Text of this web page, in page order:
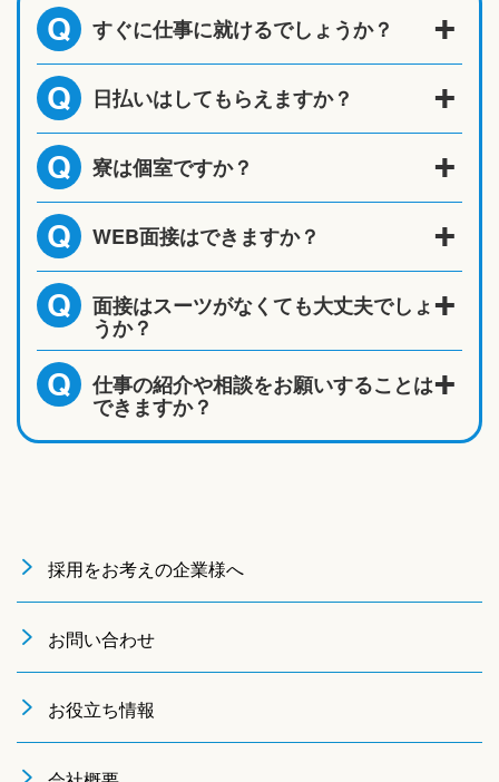
Q すぐに仕事に就けるでしょうか？
Q 日払いはしてもらえますか？
Q 寮は個室ですか？
Q WEB面接はできますか？
Q 面接はスーツがなくても大丈夫でしょ
うか？
Q 仕事の紹介や相談をお願いすることは
できますか？
採用をお考えの企業様へ
お問い合わせ
お役立ち情報